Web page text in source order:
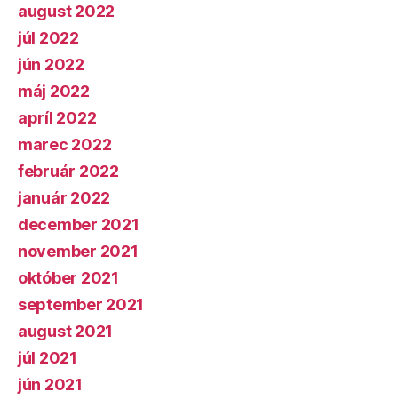
august 2022
júl 2022
jún 2022
máj 2022
apríl 2022
marec 2022
február 2022
január 2022
december 2021
november 2021
október 2021
september 2021
august 2021
júl 2021
jún 2021